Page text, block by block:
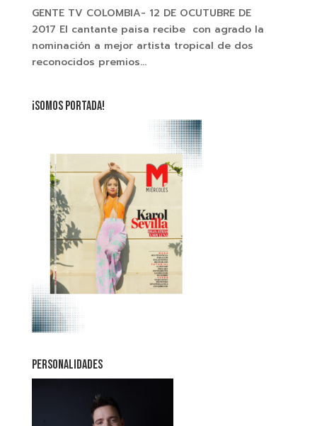
GENTE TV COLOMBIA- 12 DE OCUTUBRE DE
2017 El cantante paisa recibe con agrado la
nominación a mejor artista tropical de dos
reconocidos premios...
¡SOMOS PORTADA!
PERSONALIDADES